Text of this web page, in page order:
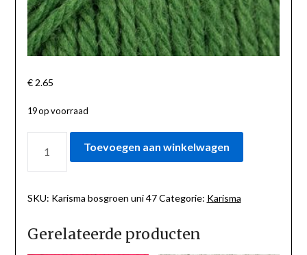
€2.65
19 op voorraad
BOSGROEN
AANTAL
Toevoegen aan winkelwagen
SKU: Karisma bosgroen uni 47 Categorie: Karisma
Gerelateerde producten